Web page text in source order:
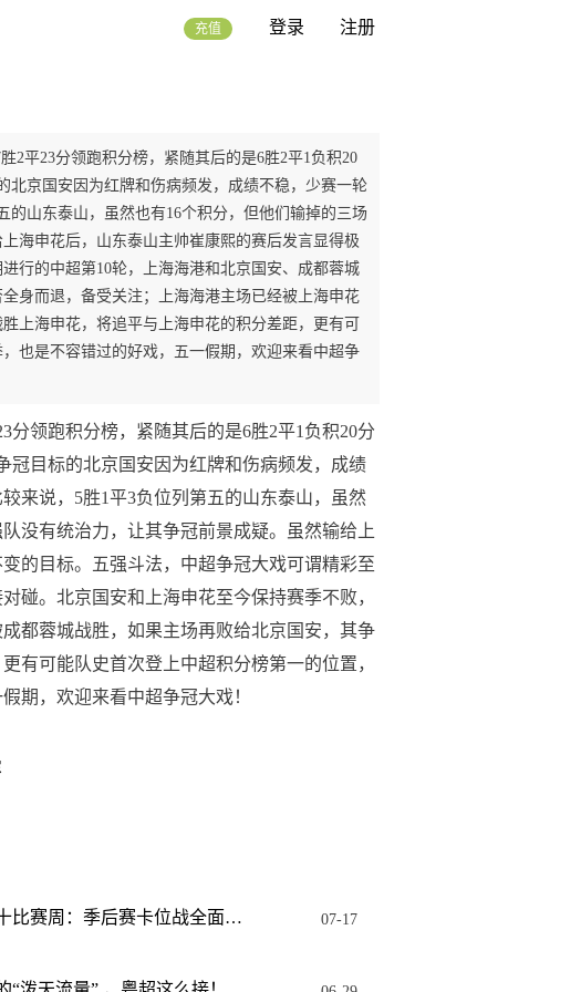
充值 登录 注册
2平23分领跑积分榜，紧随其后的是6胜2平1负积20
北京国安因为红牌和伤病频发，成绩不稳，少赛一轮
的山东泰山，虽然也有16个积分，但他们输掉的三场
海申花后，山东泰山主帅崔康熙的赛后发言显得极
行的中超第10轮，上海海港和北京国安、成都蓉城
身而退，备受关注；上海海港主场已经被上海申花
上海申花，将追平与上海申花的积分差距，更有可
也是不容错过的好戏，五一假期，欢迎来看中超争
分领跑积分榜，紧随其后的是6胜2平1负积20分
冠目标的北京国安因为红牌和伤病频发，成绩
来说，5胜1平3负位列第五的山东泰山，虽然
没有统治力，让其争冠前景成疑。虽然输给上
的目标。五强斗法，中超争冠大戏可谓精彩至
碰。北京国安和上海申花至今保持赛季不败，
都蓉城战胜，如果主场再败给北京国安，其争
有可能队史首次登上中超积分榜第一的位置，
期，欢迎来看中超争冠大戏！
粤超第十比赛周：季后赛卡位战全面打响，广佛德比最受关注 07-17